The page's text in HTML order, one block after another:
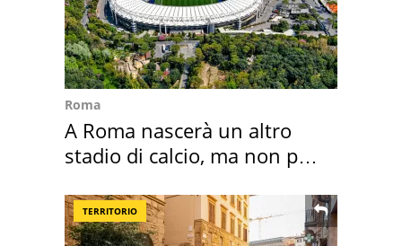
Roma
A Roma nascerà un altro
stadio di calcio, ma non per
TERRITORIO